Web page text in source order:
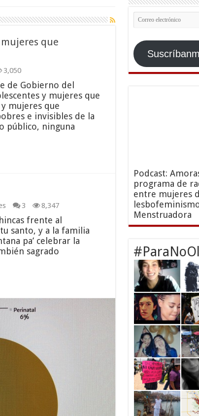
que
3,050
de Gobierno del
y mujeres que
y mujeres que
e invisibles de la
público, ninguna
3 8,347
frente al
santo, y a la familia
pa’ celebrar la
sagrado
Correo
electrónico
Podcast:
programa de
entre mujeres
Menstruadora